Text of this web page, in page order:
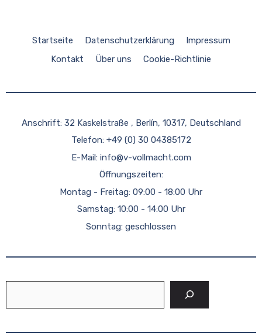
Startseite Datenschutzerklärung
Impressum
Kontakt
Über uns Cookie-Richtlinie
Anschrift: 32 Kaskelstraße , Berlín, 10317, Deutschland
Telefon: +49 (0) 30 04385172
E-Mail: info@v-vollmacht.com
Öffnungszeiten:
Montag - Freitag: 09:00 - 18:00 Uhr
Samstag: 10:00 - 14:00 Uhr
Sonntag: geschlossen